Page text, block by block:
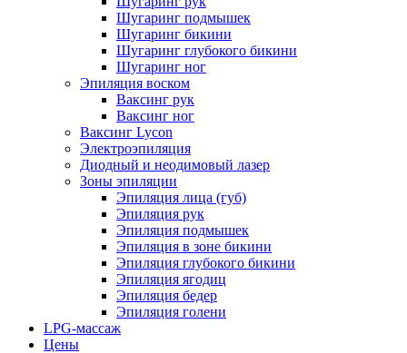
Шугаринг подмышек
Шугаринг бикини
Шугаринг глубокого бикини
Шугаринг ног
Эпиляция воском
Ваксинг рук
Ваксинг ног
Ваксинг Lycon
Электроэпиляция
Диодный и неодимовый лазер
Зоны эпиляции
Эпиляция лица (губ)
Эпиляция рук
Эпиляция подмышек
Эпиляция в зоне бикини
Эпиляция глубокого бикини
Эпиляция ягодиц
Эпиляция бедер
Эпиляция голени
LPG-массаж
Цены